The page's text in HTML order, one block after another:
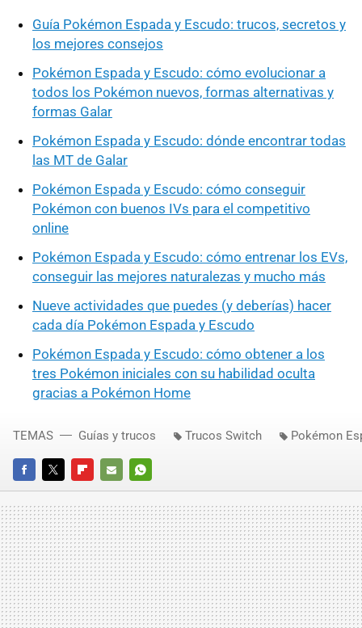
Guía Pokémon Espada y Escudo: trucos, secretos y
los mejores consejos
Pokémon Espada y Escudo: cómo evolucionar a
todos los Pokémon nuevos, formas alternativas y
formas Galar
Pokémon Espada y Escudo: dónde encontrar todas
las MT de Galar
Pokémon Espada y Escudo: cómo conseguir
Pokémon con buenos IVs para el competitivo
online
Pokémon Espada y Escudo: cómo entrenar los EVs,
conseguir las mejores naturalezas y mucho más
Nueve actividades que puedes (y deberías) hacer
cada día Pokémon Espada y Escudo
Pokémon Espada y Escudo: cómo obtener a los
tres Pokémon iniciales con su habilidad oculta
gracias a Pokémon Home
FACEBOOKTWITTERFLIPBOARD
E-
MAIL
WHATSAPP
TEMAS Guías y trucos Trucos Switch Pokémon